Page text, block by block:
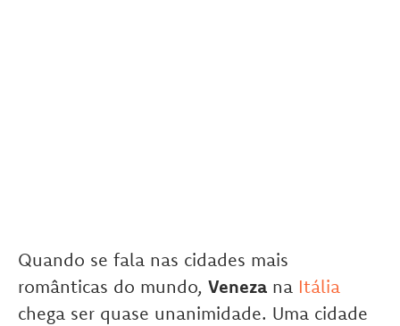
Quando se fala nas cidades mais
românticas do mundo, Veneza na Itália
chega ser quase unanimidade. Uma cidade